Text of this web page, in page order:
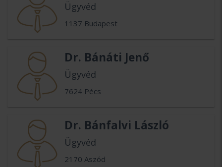
Ügyvéd
1137 Budapest
Dr. Bánáti Jenő
Ügyvéd
7624 Pécs
Dr. Bánfalvi László
Ügyvéd
2170 Aszód